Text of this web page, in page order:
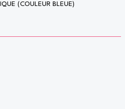
(COULEUR BLEUE)